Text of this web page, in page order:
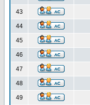
43
44
45
46
47
48
49